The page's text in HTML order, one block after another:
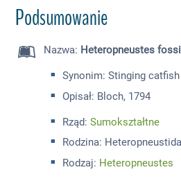
Podsumowanie
Nazwa: Heteropneustes
Synonim: Stinging catfish
Opisał: Bloch, 1794
Rząd: Sumokształtne
Rodzina:
Rodzaj: Heteropneustes